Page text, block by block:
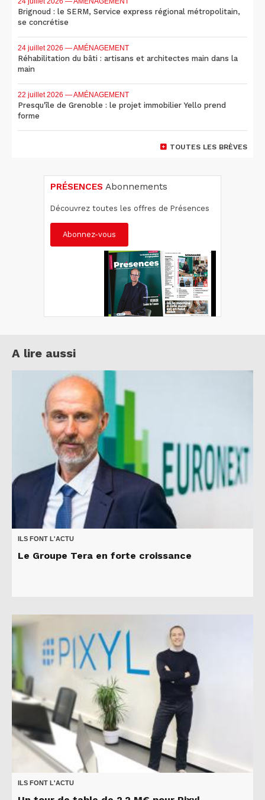
Brignoud : le SERM, Service express régional métropolitain,
se concrétise
24 juillet 2026 — AMÉNAGEMENT
Réhabilitation du bâti : artisans et architectes main dans la
main
22 juillet 2026 — AMÉNAGEMENT
Presqu'île de Grenoble : le projet immobilier Yello prend
forme
TOUTES LES BRÈVES
PRÉSENCES Abonnements
Découvrez toutes les offres de Présences
Abonnez-vous
A lire aussi
ILS FONT L'ACTU
Le Groupe Tera en forte croissance
ILS FONT L'ACTU